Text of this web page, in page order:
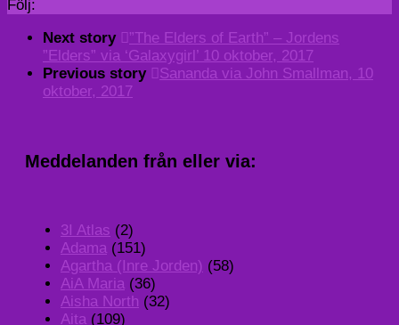
Följ:
Next story
”The Elders of Earth” – Jordens
”Elders” via ‘Galaxygirl’ 10 oktober, 2017
Previous story
Sananda via John Smallman, 10
oktober, 2017
Meddelanden från eller via:
3I Atlas (2)
Adama (151)
Agartha (Inre Jorden) (58)
AiA Maria (36)
Aisha North (32)
Aita (109)